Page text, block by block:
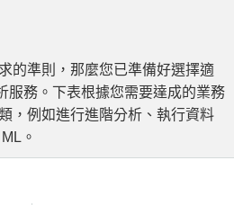
的準則，那麼您已準備好選擇適
服務。下表根據您需要達成的業務
，例如進行進階分析、執行資料
。